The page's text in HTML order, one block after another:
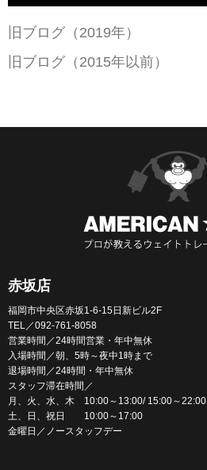
旧ブログ（2019年）
旧ブログ（2015年以前）
赤坂店
福岡市中央区赤坂1-6-15日新ビル2F
TEL／092-761-8058
営業時間／24時間営業・年中無休
入場時間／朝、5時～夜中1時まで
退場時間／24時間・年中無休
スタッフ滞在時間／
月、火、水、木 10:00～13:00/ 15:00～22:00
土、日、祝日 10:00～17:00
金曜日／ノースタッフデー